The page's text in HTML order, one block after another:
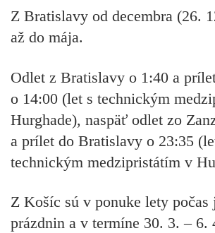
Z Bratislavy od decembra (26.
až do mája.
Odlet z Bratislavy o 1:40 a
o 14:00 (let s technickým
Hurghade), naspäť odlet zo
a prílet do Bratislavy o 23:35
technickým medzipristátím v
Z Košíc sú v ponuke lety počas
prázdnin a v termíne 30. 3. – 6.